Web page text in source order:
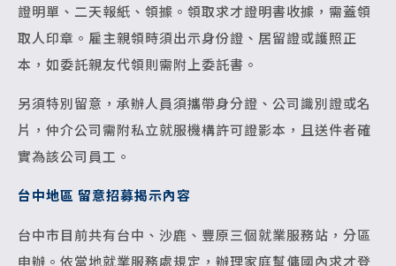
證明單、二天報紙、領據。領取求才證明書收據，需蓋領
取人印章。雇主親領時須出示身份證、居留證或護照正
本，如委託親友代領則需附上委託書。
另須特別留意，承辦人員須攜帶身分證、公司識別證或名
片，仲介公司需附私立就服機構許可證影本，且送件者確
實為該公司員工。
台中地區 留意招募揭示內容
台中市目前共有台中、沙鹿、豐原三個就業服務站，分區
申辦。依當地就業服務處規定，辦理家庭幫傭國內求才登